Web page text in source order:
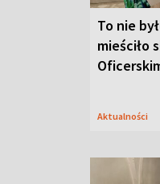
To nie
mieściło
Aktualności